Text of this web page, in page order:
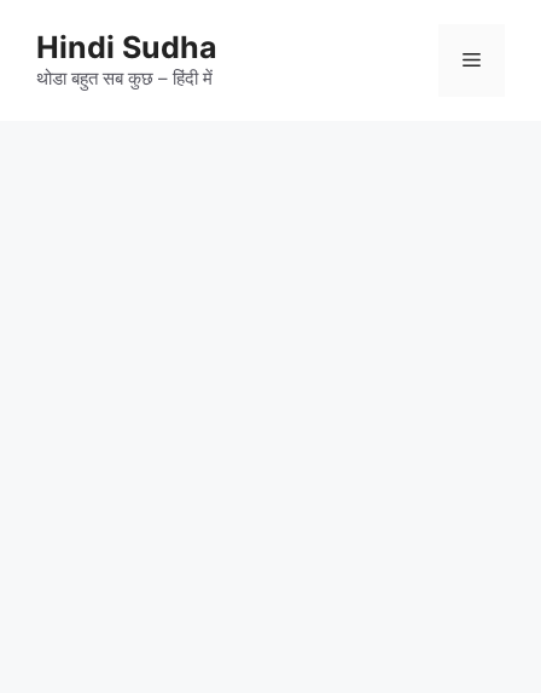
contentHindi Sudha
थोडा बहुत सब कुछ – हिंदी में
Menu